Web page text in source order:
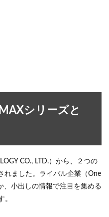
シリーズと
CO., LTD.）から、２つの
れました。ライバル企業（One
、小出しの情報で注目を集める
。